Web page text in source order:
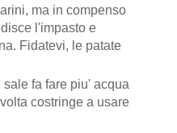
ma in compenso
l'impasto e
Fidatevi, le patate
fa fare piu' acqua
costringe a usare